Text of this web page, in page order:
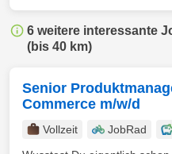
6 weitere interessante
(bis 40 km)
Senior
Commerce m/w/d
Vollzeit JobRad